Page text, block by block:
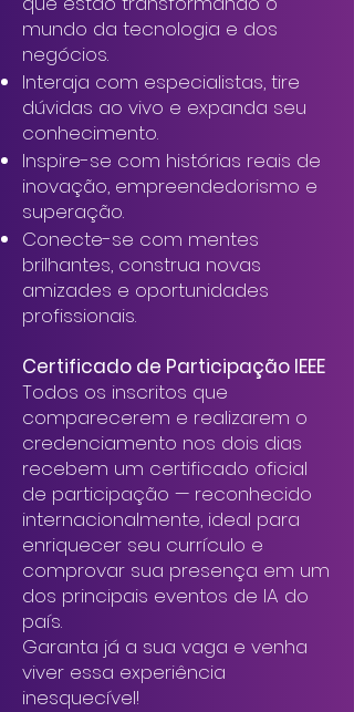
mundo da tecnologia e dos
negócios.
Interaja com especialistas, tire
dúvidas ao vivo e expanda seu
conhecimento.
Inspire-se com histórias reais de
inovação, empreendedorismo e
superação.
Conecte-se com mentes
brilhantes, construa novas
amizades e oportunidades
profissionais.
Certificado de Participação IEEE
Todos os inscritos que
comparecerem e realizarem o
credenciamento nos dois dias
recebem um certificado oficial
de participação — reconhecido
internacionalmente, ideal para
enriquecer seu currículo e
comprovar sua presença em um
dos principais eventos de IA do
país.
Garanta já a sua vaga e venha
viver essa experiência
inesquecível!